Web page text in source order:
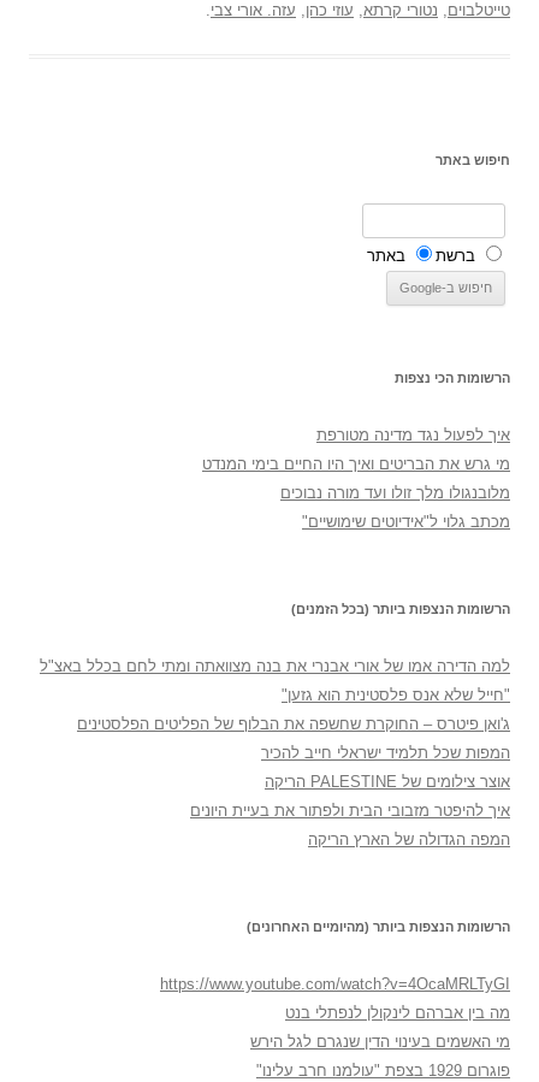
טייטלבוים, נטורי קרתא, עוזי כהן, עזה. אורי צבי.
חיפוש באתר
ברשת באתר
הרשומות הכי נצפות
איך לפעול נגד מדינה מטורפת
מי גרש את הבריטים ואיך היו החיים בימי המנדט
מלובנגולו מלך זולו ועד מורה נבוכים
מכתב גלוי ל"אידיוטים שימושיים"
הרשומות הנצפות ביותר (בכל הזמנים)
למה הדירה אמו של אורי אבנרי את בנה מצוואתה ומתי לחם בכלל באצ"ל
"חייל שלא אנס פלסטינית הוא גזען"
ג'ואן פיטרס – החוקרת שחשפה את הבלוף של הפליטים הפלסטינים
המפות שכל תלמיד ישראלי חייב להכיר
אוצר צילומים של PALESTINE הריקה
איך להיפטר מזבובי הבית ולפתור את בעיית היונים
המפה הגדולה של הארץ הריקה
הרשומות הנצפות ביותר (מהיומיים האחרונים)
https://www.youtube.com/watch?v=4OcaMRLTyGI
מה בין אברהם לינקולן לנפתלי בנט
מי האשמים בעינוי הדין שנגרם לגל הירש
פוגרום 1929 בצפת "עולמנו חרב עלינו"